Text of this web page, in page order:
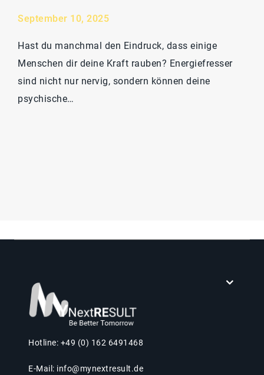
September 10, 2025
Hast du manchmal den Eindruck, dass einige
Menschen dir deine Kraft rauben? Energiefresser
sind nicht nur nervig, sondern können deine
psychische…
Hotline: +49 (0) 162 6491468
E-Mail: info@mynextresult.de